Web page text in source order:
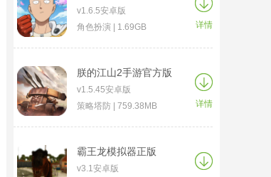
v1.6.5安卓版
角色扮演 | 1.69GB
详情
朕的江山2手游官方版
v1.5.45安卓版
策略塔防 | 759.38MB
详情
霸王龙模拟器正版
v3.1安卓版